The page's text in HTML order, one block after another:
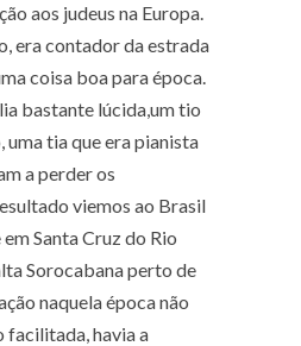
aos judeus na Europa.
era contador da estrada
coisa boa para época.
bastante lúcida,um tio
uma tia que era pianista
a perder os
viemos ao Brasil
Santa Cruz do Rio
Sorocabana perto de
naquela época não
facilitada, havia a